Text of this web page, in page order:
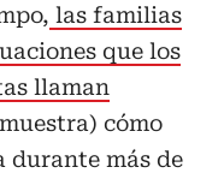
las familias
que los
llaman
cómo
durante más de